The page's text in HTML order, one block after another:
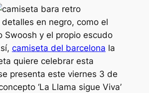
en negro, como el
Swoosh y el propio escudo
camiseta del barcelona la
quiere celebrar esta
presenta este viernes 3 de
‘La Llama sigue Viva’